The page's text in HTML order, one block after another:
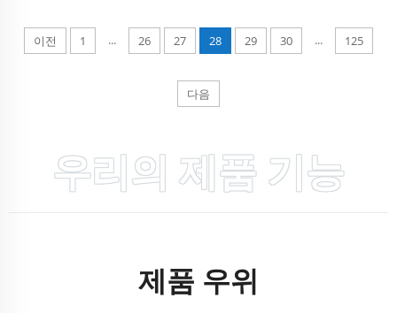
이전 1 ... 26 27 28 29 30 ... 125
다음
우리의 제품 기능
제품 우위